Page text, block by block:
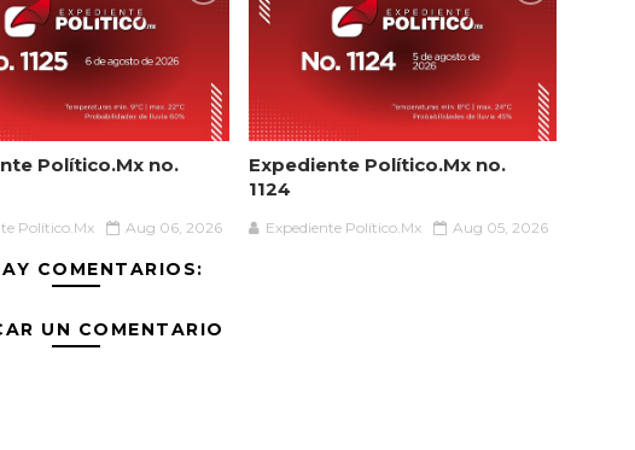
Político.Mx no.
Político.Mx Aug 06, 2026
Expediente Político.Mx no.
1124
Expediente Político.Mx Aug 05, 2026
COMENTARIOS:
UN COMENTARIO